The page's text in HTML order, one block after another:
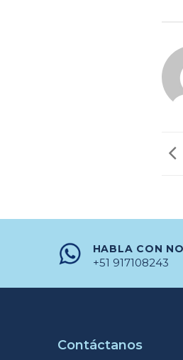
HABLA CON
+51 917108243
Contáctanos